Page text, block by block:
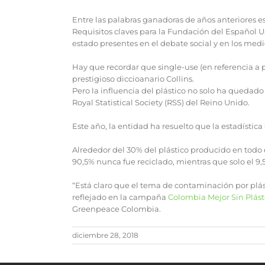
Entre las palabras ganadoras de años anteriores
Requisitos claves para la Fundación del Español
estado presentes en el debate social y en los
Hay que recordar que single-use (en referencia
prestigioso diccioanario Collins.
Pero la influencia del plástico no solo ha
Royal Statistical Society (RSS) del Reino Unido.
Este año, la entidad ha resuelto que la
Alrededor del 30% del plástico producido en
90,5% nunca fue reciclado, mientras que solo el
“Está claro que el tema de contaminación por
reflejado en la campaña Colombia Mejor Sin
Greenpeace Colombia.
diciembre 28, 2018